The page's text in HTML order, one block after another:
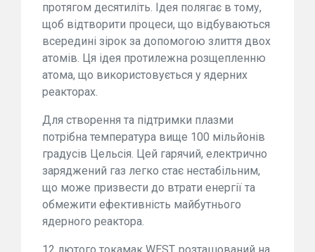
протягом десятиліть. Ідея полягає в тому,
щоб відтворити процеси, що відбуваються
всередині зірок за допомогою злиття двох
атомів. Ця ідея протилежна розщепленню
атома, що використовується у ядерних
реакторах.
Для створення та підтримки плазми
потрібна температура вище 100 мільйонів
градусів Цельсія. Цей гарячий, електрично
заряджений газ легко стає нестабільним,
що може призвести до втрати енергії та
обмежити ефективність майбутнього
ядерного реактора.